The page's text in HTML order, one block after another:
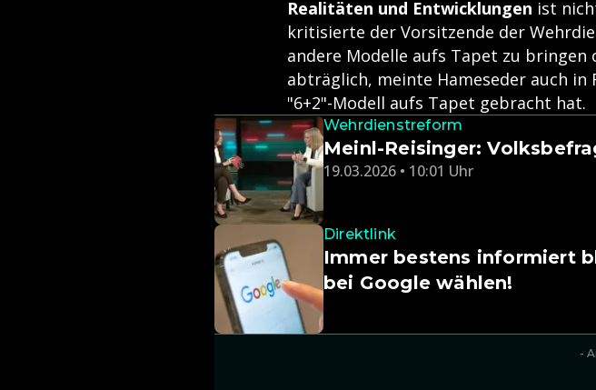
Realitäten und Entwicklungen ist
kritisierte der Vorsitzende der
andere Modelle aufs Tapet zu
abträglich, meinte Hameseder auch in
"6+2"-Modell aufs Tapet gebracht hat.
Wehrdienstreform
Meinl-Reisinger:
19.03.2026 • 10:01 Uhr
Direktlink
Immer bestens informiert
bei Google wählen!
-